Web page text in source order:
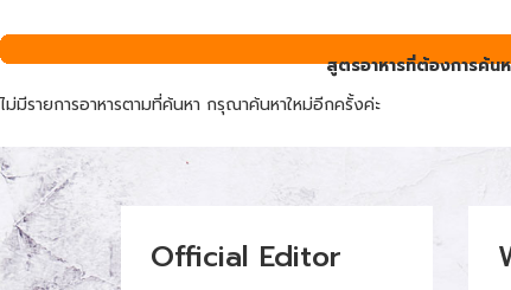
สูตรอาหารที่ต้องการค้น
ไม่มีรายการอาหารตามที่ค้นหา กรุณาค้นหาใหม่อีกครั้งค่ะ
Official Editor